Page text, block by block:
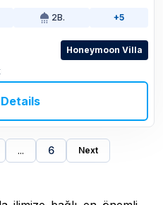
2B. +5
Honeymoon Villa
... 6 Next